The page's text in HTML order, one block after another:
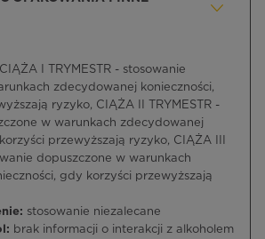
CIĄŻA I TRYMESTR - stosowanie
zdecydowanej konieczności,
ryzyko, CIĄŻA II TRYMESTR -
w warunkach zdecydowanej
przewyższają ryzyko, CIĄŻA III
dopuszczone w warunkach
gdy korzyści przewyższają
stosowanie niezalecane
brak informacji o interakcji z alkoholem